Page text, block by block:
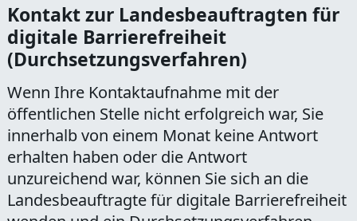
Kontakt zur Landesbeauftragten für
digitale Barrierefreiheit
(Durchsetzungsverfahren)
Wenn Ihre Kontaktaufnahme mit der
öffentlichen Stelle nicht erfolgreich war, Sie
innerhalb von einem Monat keine Antwort
erhalten haben oder die Antwort
unzureichend war, können Sie sich an die
Landesbeauftragte für digitale Barrierefreiheit